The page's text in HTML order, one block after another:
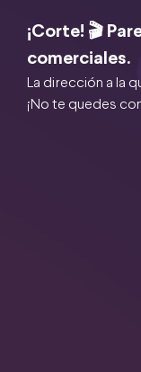
¡Corte! 🎬
comerciales.
La dirección a la
¡No te quedes